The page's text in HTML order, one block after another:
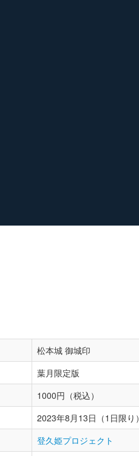
松本城 御城印
葉月限定版
1000円（税込）
2023年8月13日（1日限り）
登久姫プロジェクト